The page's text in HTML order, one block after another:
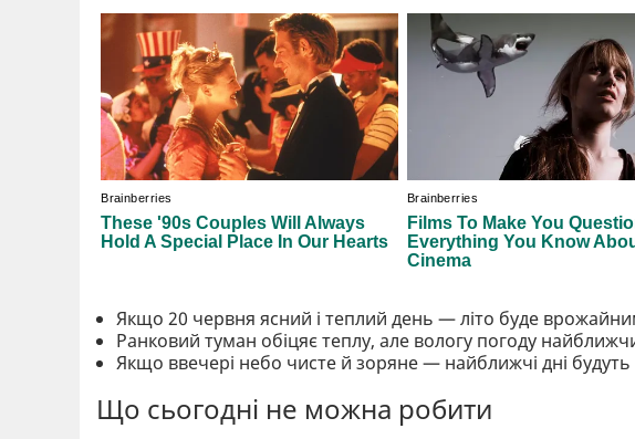
Якщо 20 червня ясний і теплий день — літо буде
Ранковий туман обіцяє теплу, але вологу погоду
Якщо ввечері небо чисте й зоряне — найближчі дні будуть
Що сьогодні не можна робити